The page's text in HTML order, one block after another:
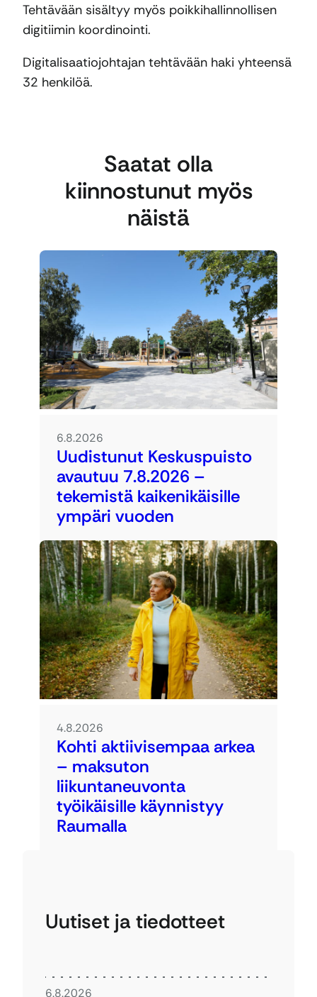
Tehtävään sisältyy myös poikkihallinnollisen
digitiimin koordinointi.
Digitalisaatiojohtajan tehtävään haki yhteensä
32 henkilöä.
Saatat olla
kiinnostunut myös
näistä
6.8.2026
Uudistunut Keskuspuisto
avautuu 7.8.2026 –
tekemistä kaikenikäisille
ympäri vuoden
4.8.2026
Kohti aktiivisempaa arkea
– maksuton
liikuntaneuvonta
työikäisille käynnistyy
Raumalla
Uutiset ja tiedotteet
6.8.2026